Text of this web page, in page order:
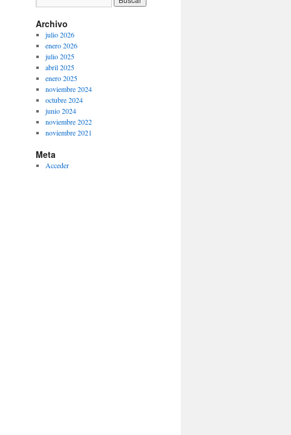
Archivo
julio 2026
enero 2026
julio 2025
abril 2025
enero 2025
noviembre 2024
octubre 2024
junio 2024
noviembre 2022
noviembre 2021
Meta
Acceder